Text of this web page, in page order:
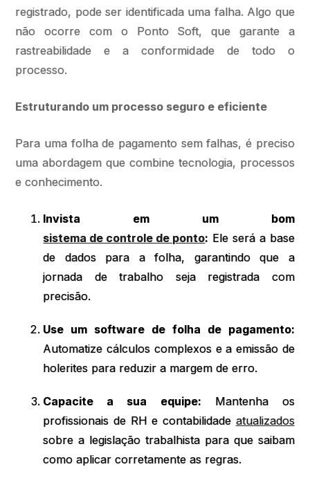
registrado, pode ser identificada uma falha. Algo que
não ocorre com o Ponto Soft, que garante a
rastreabilidade e a conformidade de todo o
processo.
Estruturando um processo seguro e eficiente
Para uma folha de pagamento sem falhas, é preciso
uma abordagem que combine tecnologia, processos
e conhecimento.
Invista em um bom
sistema de controle de ponto: Ele será a base
de dados para a folha, garantindo que a
jornada de trabalho seja registrada com
precisão.
Use um software de folha de pagamento:
Automatize cálculos complexos e a emissão de
holerites para reduzir a margem de erro.
Capacite a sua equipe: Mantenha os
profissionais de RH e contabilidade atualizados
sobre a legislação trabalhista para que saibam
como aplicar corretamente as regras.